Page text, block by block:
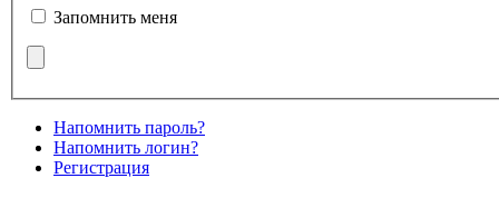
Запомнить меня
Напомнить пароль?
Напомнить логин?
Регистрация